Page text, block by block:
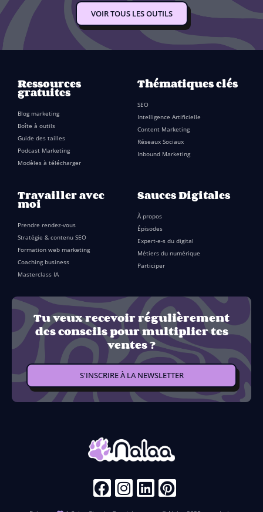
VOIR TOUS LES OUTILS
Ressources
gratuites
Blog marketing
Boîte à outils
Guide des tailles
Podcast Marketing
Modèles à télécharger
Thématiques clés
SEO
Intelligence Artificielle
Content Marketing
Réseaux Sociaux
Inbound Marketing
Travailler avec
moi
Prendre rendez-vous
Stratégie & contenu SEO
Formation web marketing
Coaching business
Masterclass IA
Sauces Digitales
À propos
Épisodes
Expert-e-s du digital
Métiers du numérique
Participer
Tu veux recevoir régulièrement
des conseils pour multiplier tes
ventes ?
S'INSCRIRE À LA NEWSLETTER